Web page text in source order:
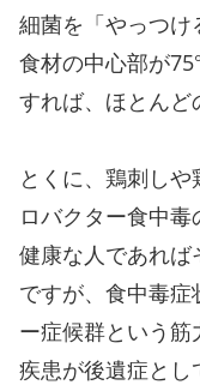
細菌を「やっつけ
食材の中心部が
すれば、ほとんど
とくに、鶏刺し
ロバクター食中毒
健康な人であれ
ですが、食中毒
ー症候群という
疾患が後遺症とし